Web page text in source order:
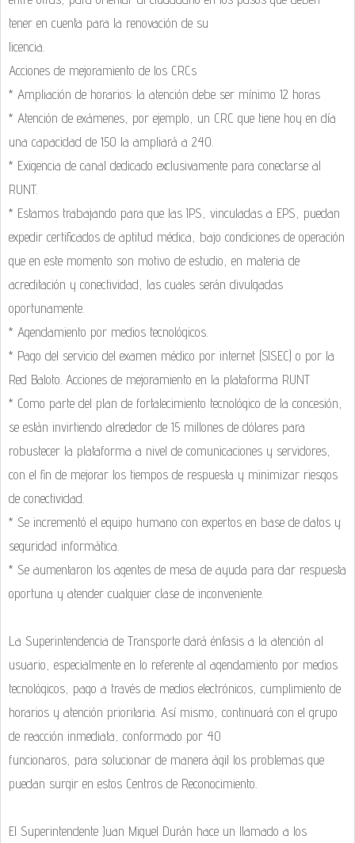
tener en cuenta para la renovación de su
licencia.
Acciones de mejoramiento de los CRCs
* Ampliación de horarios: la atención debe ser mínimo 12 horas
* Atención de exámenes, por ejemplo, un CRC que tiene hoy en día
una capacidad de 150 la ampliará a 240.
* Exigencia de canal dedicado exclusivamente para conectarse al
RUNT.
* Estamos trabajando para que las IPS, vinculadas a EPS, puedan
expedir certificados de aptitud médica, bajo condiciones de operación
que en este momento son motivo de estudio, en materia de
acreditación y conectividad, las cuales serán divulgadas
oportunamente.
* Agendamiento por medios tecnológicos.
* Pago del servicio del examen médico por internet (SISEC) o por la
Red Baloto. Acciones de mejoramiento en la plataforma RUNT
* Como parte del plan de fortalecimiento tecnológico de la concesión,
se están invirtiendo alrededor de 15 millones de dólares para
robustecer la plataforma a nivel de comunicaciones y servidores,
con el fin de mejorar los tiempos de respuesta y minimizar riesgos
de conectividad.
* Se incrementó el equipo humano con expertos en base de datos y
seguridad informática.
* Se aumentaron los agentes de mesa de ayuda para dar respuesta
oportuna y atender cualquier clase de inconveniente.
La Superintendencia de Transporte dará énfasis a la atención al
usuario, especialmente en lo referente al agendamiento por medios
tecnológicos, pago a través de medios electrónicos, cumplimiento de
horarios y atención prioritaria. Así mismo, continuará con el grupo
de reacción inmediata, conformado por 40
funcionaros, para solucionar de manera ágil los problemas que
puedan surgir en estos Centros de Reconocimiento.
El Superintendente Juan Miguel Durán hace un llamado a los